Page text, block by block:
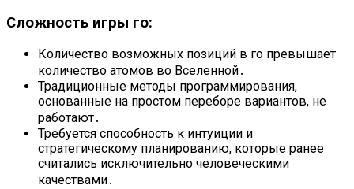
Сложность игры го:
Количество возможных позиций в го превышает
количество атомов во Вселенной․
Традиционные методы программирования,
основанные на простом переборе вариантов, не
работают․
Требуется способность к интуиции и
стратегическому планированию, которые ранее
считались исключительно человеческими
качествами․